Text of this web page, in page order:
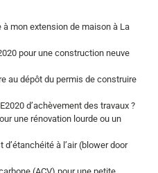
à mon extension de maison à La
pour une construction neuve
au dépôt du permis de construire
d’achèvement des travaux ?
une rénovation lourde ou un
à l’air (blower door